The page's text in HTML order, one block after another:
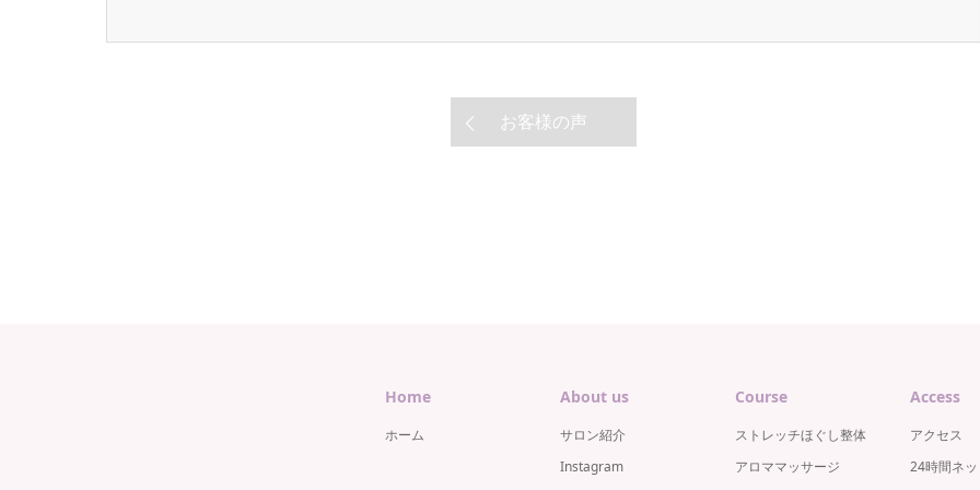
お客様の声
Home
ホーム
About us
サロン紹介
Instagram
Course
ストレッチほぐし整体
アロママッサージ
Access
アクセス
24時間ネ